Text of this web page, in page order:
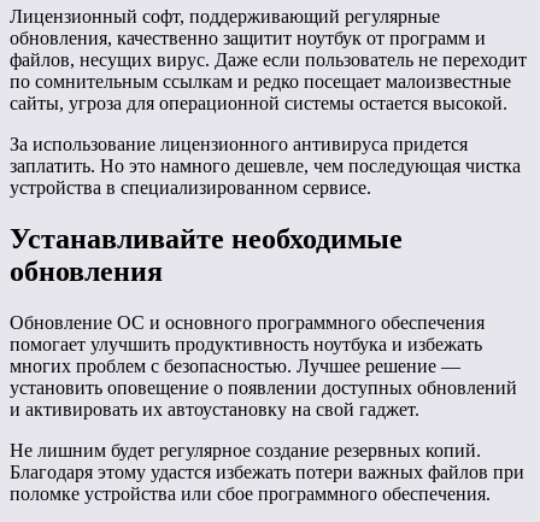
Лицензионный софт, поддерживающий регулярные
обновления, качественно защитит ноутбук от программ и
файлов, несущих вирус. Даже если пользователь не переходит
по сомнительным ссылкам и редко посещает малоизвестные
сайты, угроза для операционной системы остается высокой.
За использование лицензионного антивируса придется
заплатить. Но это намного дешевле, чем последующая чистка
устройства в специализированном сервисе.
Устанавливайте необходимые
обновления
Обновление ОС и основного программного обеспечения
помогает улучшить продуктивность ноутбука и избежать
многих проблем с безопасностью. Лучшее решение —
установить оповещение о появлении доступных обновлений
и активировать их автоустановку на свой гаджет.
Не лишним будет регулярное создание резервных копий.
Благодаря этому удастся избежать потери важных файлов при
поломке устройства или сбое программного обеспечения.